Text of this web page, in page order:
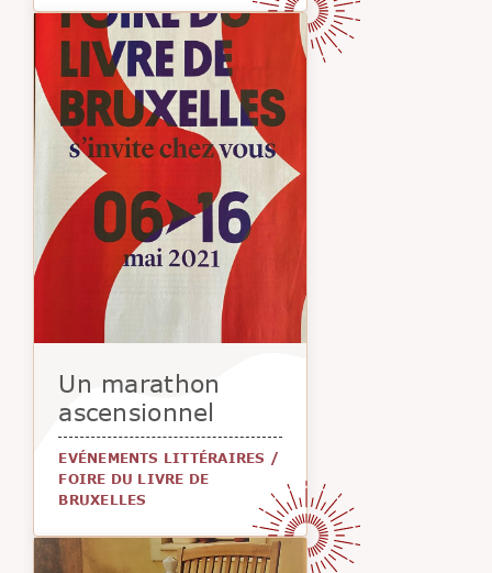
Un marathon
ascensionnel
EVÉNEMENTS LITTÉRAIRES /
FOIRE DU LIVRE DE
BRUXELLES